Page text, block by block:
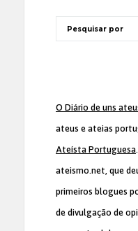
O Diário de uns
ateus e ateias
Ateísta Portuguesa
ateismo.net, que
primeiros blogues
de divulgação de